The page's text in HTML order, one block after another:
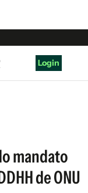
Login
mandato
de ONU